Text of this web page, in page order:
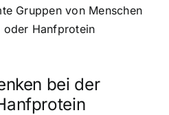
Gruppen von Menschen
oder Hanfprotein
bei der